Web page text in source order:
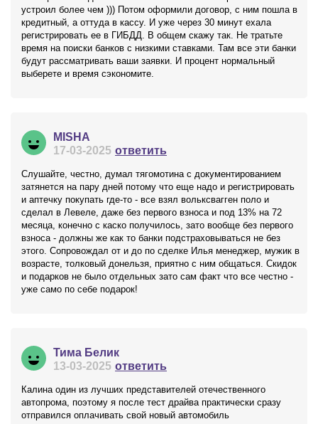
устроил более чем ))) Потом оформили договор, с ним пошла в
кредитный, а оттуда в кассу. И уже через 30 минут ехала
регистрировать ее в ГИБДД. В общем скажу так. Не тратьте
время на поиски банков с низкими ставками. Там все эти банки
будут рассматривать ваши заявки. И процент нормальный
выберете и время сэкономите.
MISHA
17-03-2025 ответить
Слушайте, честно, думал тягомотина с документированием
затянется на пару дней потому что еще надо и регистрировать
и аптечку покупать где-то - все взял вольксвагген поло и
сделал в Левеле, даже без первого взноса и под 13% на 72
месяца, конечно с каско получилось, зато вообще без первого
взноса - должны же как то банки подстраховываться не без
этого. Сопровождал от и до по сделке Илья менеджер, мужик в
возрасте, толковый донельзя, приятно с ним общаться. Скидок
и подарков не было отдельных зато сам факт что все честно -
уже само по себе подарок!
Тима Белик
13-03-2025 ответить
Калина один из лучших представителей отечественного
автопрома, поэтому я после тест драйва практически сразу
отправился оплачивать свой новый автомобиль